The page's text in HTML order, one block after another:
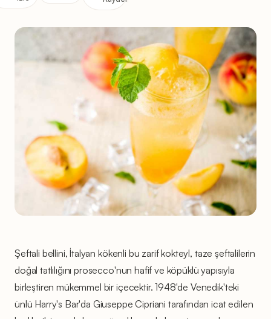
Şeftali bellini, İtalyan kökenli bu zarif kokteyl, taze şeftalilerin
doğal tatlılığını prosecco'nun hafif ve köpüklü yapısıyla
birleştiren mükemmel bir içecektir. 1948'de Venedik'teki
ünlü Harry's Bar'da Giuseppe Cipriani tarafından icat edilen